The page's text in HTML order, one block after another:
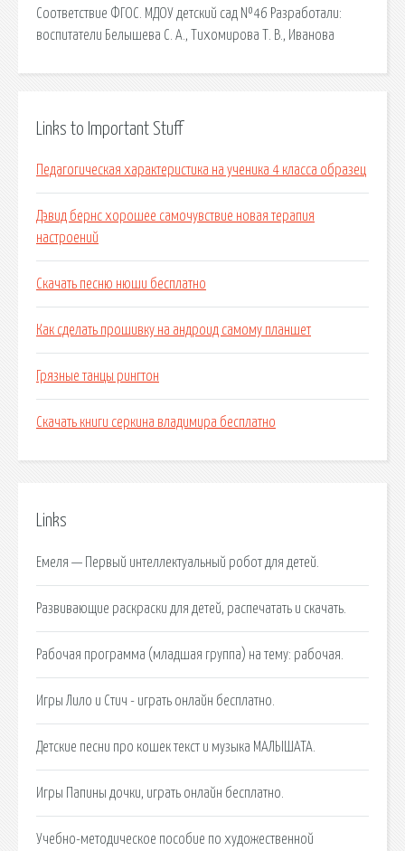
Соответствие ФГОС. МДОУ детский сад №46 Разработали:
воспитатели Белышева С. А., Тихомирова Т. В., Иванова
Links to Important Stuff
Педагогическая характеристика на ученика 4 класса образец
Дэвид бернс хорошее самочувствие новая терапия
настроений
Скачать песню нюши бесплатно
Как сделать прошивку на андроид самому планшет
Грязные танцы рингтон
Скачать книги серкина владимира бесплатно
Links
Емеля — Первый интеллектуальный робот для детей.
Развивающие раскраски для детей, распечатать и скачать.
Рабочая программа (младшая группа) на тему: рабочая.
Игры Лило и Стич - играть онлайн бесплатно.
Детские песни про кошек текст и музыка МАЛЫШАТА.
Игры Папины дочки, играть онлайн бесплатно.
Учебно-методическое пособие по художественной